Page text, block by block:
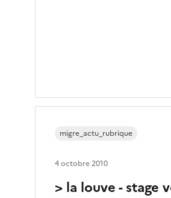
> la louve - stage
migre_actu_rubrique
4 octobre 2010